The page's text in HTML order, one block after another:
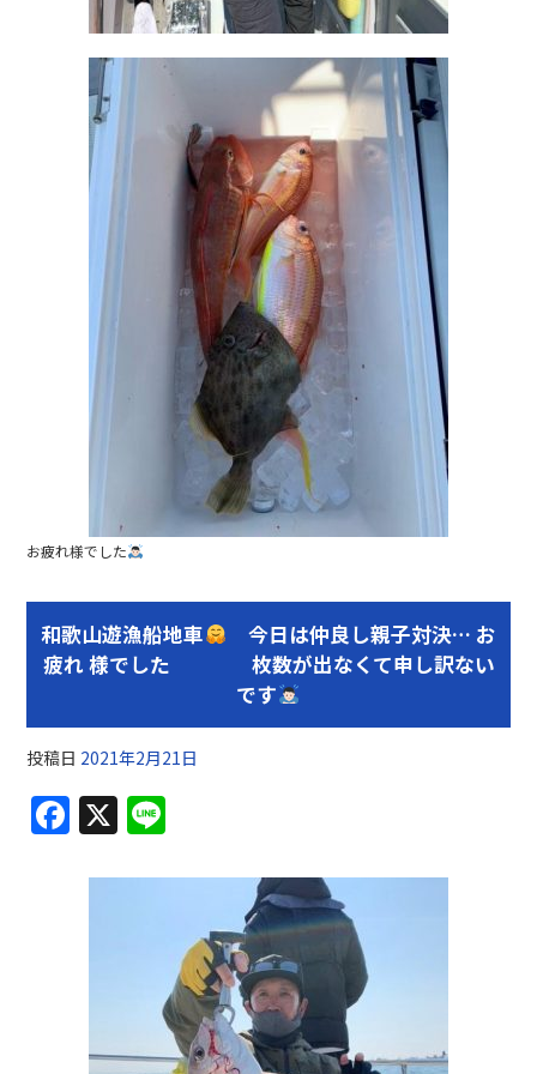
お疲れ様でした
和歌山遊漁船地車
今日は仲良し親子対決… お
疲れ 様でした 枚数が出なくて申し訳ない
です
投稿日 2021年2月21日
F
c
o
X
e